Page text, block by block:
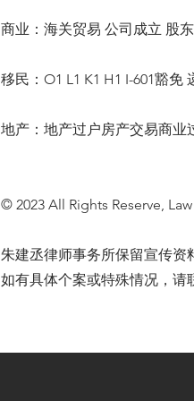
商业：海关贸易 公司成立 股
移民：O1 L1 K1 H1 I-601豁
地产：地产过户房产交易商业
© 2023 All Rights Reserve,
朱建丞律师事务所保留宣传资
如有具体个案或特殊情况，请